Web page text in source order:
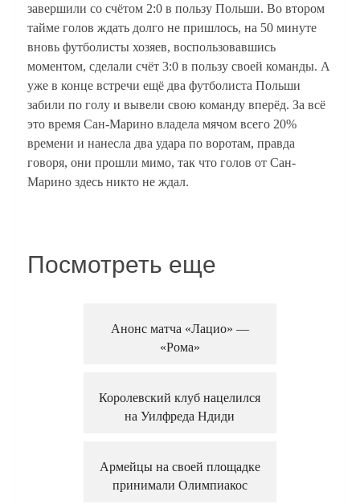
завершили со счётом 2:0 в пользу Польши. Во втором
тайме голов ждать долго не пришлось, на 50 минуте
вновь футболисты хозяев, воспользовавшись
моментом, сделали счёт 3:0 в пользу своей команды. А
уже в конце встречи ещё два футболиста Польши
забили по голу и вывели свою команду вперёд. За всё
это время Сан-Марино владела мячом всего 20%
времени и нанесла два удара по воротам, правда
говоря, они прошли мимо, так что голов от Сан-
Марино здесь никто не ждал.
Посмотреть еще
Анонс матча «Лацио» —
«Рома»
Королевский клуб нацелился
на Уилфреда Ндиди
Армейцы на своей площадке
принимали Олимпиакос